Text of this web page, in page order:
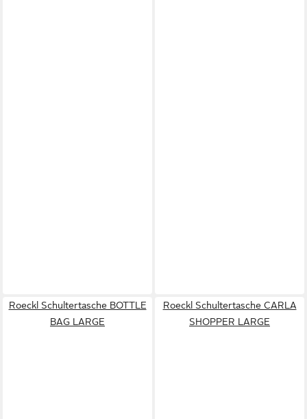
Roeckl Schultertasche BOTTLE
BAG LARGE
Roeckl Schultertasche CARLA
SHOPPER LARGE